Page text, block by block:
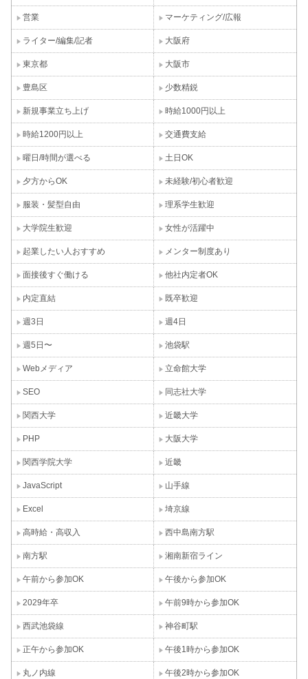
営業 マーケティング/広報
ライター/編集/記者 大阪府
東京都 大阪市
豊島区 少数精鋭
新規事業立ち上げ 時給1000円以上
時給1200円以上 交通費支給
曜日/時間が選べる 土日OK
夕方からOK 未経験/初心者歓迎
服装・髪型自由 理系学生歓迎
大学院生歓迎 女性が活躍中
起業したい人おすすめ メンター制度あり
面接後すぐ働ける 他社内定者OK
内定直結 既卒歓迎
週3日 週4日
週5日〜 池袋駅
Webメディア 立命館大学
SEO 同志社大学
関西大学 近畿大学
PHP 大阪大学
関西学院大学 近畿
JavaScript 山手線
Excel 埼京線
高時給・高収入 西中島南方駅
南方駅 湘南新宿ライン
午前から参加OK 午後から参加OK
2029年卒 午前9時から参加OK
西武池袋線 神谷町駅
正午から参加OK 午後1時から参加OK
丸ノ内線 午後2時から参加OK